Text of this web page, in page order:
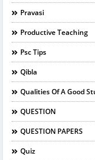
Pravasi
Productive Teaching
Psc Tips
Qibla
Qualities Of A Good
QUESTION
QUESTION PAPERS
Quiz